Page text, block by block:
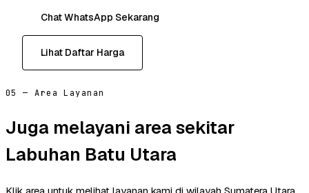
Chat WhatsApp Sekarang
Lihat Daftar Harga
05 — Area Layanan
Juga melayani area sekitar
Labuhan Batu Utara